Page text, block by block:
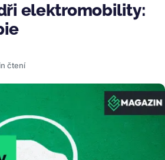
elektromobility:
čtení